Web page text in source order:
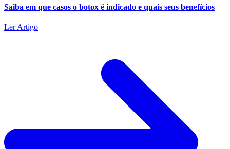
Saiba em que casos o botox é indicado e quais seus benefícios
Ler Artigo